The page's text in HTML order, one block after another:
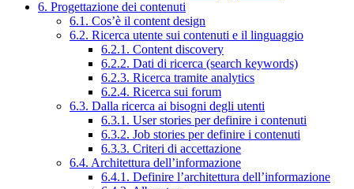
6. Progettazione dei contenuti
6.1. Cos’è il content design
6.2. Ricerca utente sui contenuti e il linguaggio
6.2.1. Content discovery
6.2.2. Dati di ricerca (search keywords)
6.2.3. Ricerca tramite analytics
6.2.4. Ricerca sui forum
6.3. Dalla ricerca ai bisogni degli utenti
6.3.1. User stories per definire i contenuti
6.3.2. Job stories per definire i contenuti
6.3.3. Criteri di accettazione
6.4. Architettura dell’informazione
6.4.1. Definire l’architettura dell’informazione